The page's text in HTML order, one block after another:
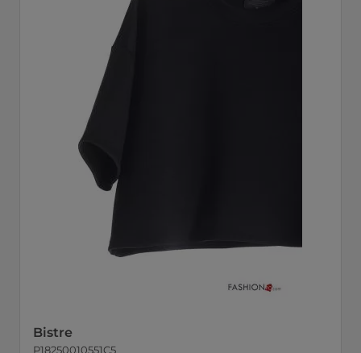
Bistre
P18250010551C5